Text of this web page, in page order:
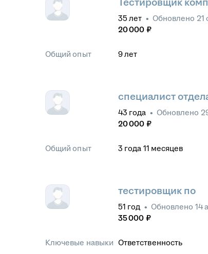
Тестировщик
35 лет • Обновлено 21
20 000 ₽
Общий опыт 9лет
специалист
43 года • Обновлено
20 000 ₽
Общий опыт 3 года 11 месяцев
тестировщик по
51 год • Обновлено 14
35 000 ₽
Ключевые навыки Ответственность